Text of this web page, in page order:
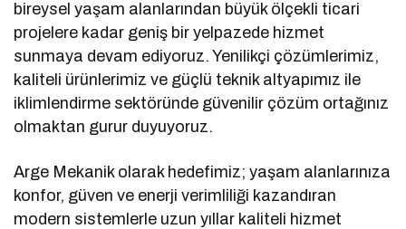
bireysel yaşam alanlarından büyük ölçekli ticari
projelere kadar geniş bir yelpazede hizmet
sunmaya devam ediyoruz. Yenilikçi çözümlerimiz,
kaliteli ürünlerimiz ve güçlü teknik altyapımız ile
iklimlendirme sektöründe güvenilir çözüm ortağınız
olmaktan gurur duyuyoruz.
Arge Mekanik olarak hedefimiz; yaşam alanlarınıza
konfor, güven ve enerji verimliliği kazandıran
modern sistemlerle uzun yıllar kaliteli hizmet